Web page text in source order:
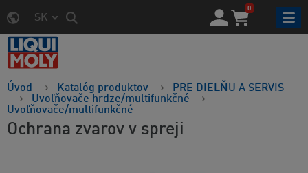
SK
0
Úvod Katalóg produktov
PRE DIELŇU A SERVIS
Uvoľňovače hrdze/multifunkčné
Uvoľňovače/multifunkčné
Ochrana zvarov v spreji